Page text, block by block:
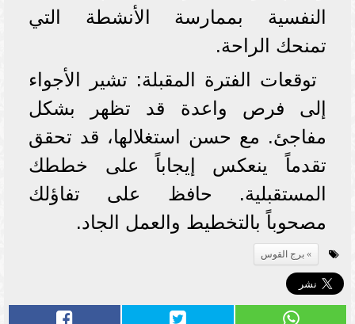
النفسية بممارسة الأنشطة التي
تمنحك الراحة.
توقعات الفترة المقبلة: تشير الأجواء
إلى فرص واعدة قد تظهر بشكل
مفاجئ. مع حسن استغلالها، قد تحقق
تقدماً ينعكس إيجاباً على خططك
المستقبلية. حافظ على تفاؤلك
مصحوباً بالتخطيط والعمل الجاد.
برج القوس